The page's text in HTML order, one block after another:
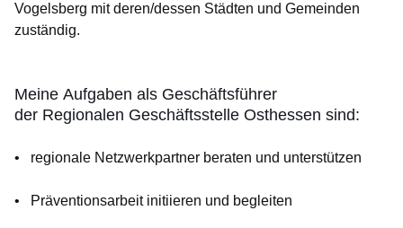
Vogelsberg mit deren/dessen Städten und Gemeinden
zuständig.
Meine Aufgaben als Geschäftsführer
der Regionalen Geschäftsstelle Osthessen sind:
• regionale Netzwerkpartner beraten und unterstützen
• Präventionsarbeit initiieren und begleiten